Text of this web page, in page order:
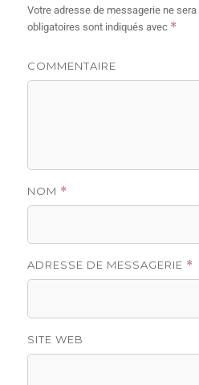
Votre adresse de messagerie ne sera
obligatoires sont indiqués avec *
COMMENTAIRE
NOM *
ADRESSE DE MESSAGERIE *
SITE WEB